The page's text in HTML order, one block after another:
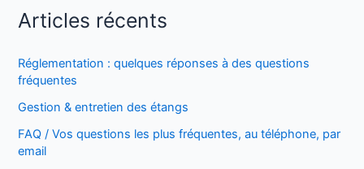
Articles récents
Réglementation : quelques réponses à des questions
fréquentes
Gestion & entretien des étangs
FAQ / Vos questions les plus fréquentes, au téléphone, par
email